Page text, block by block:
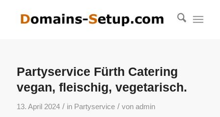
Partyservice Fürth Catering
vegan, fleischig, vegetarisch.
13. April 2024 / in Partyservice / von admin